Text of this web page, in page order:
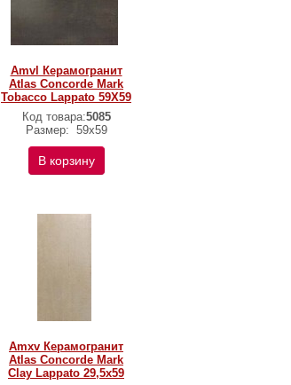
Amvl Керамогранит
Atlas Concorde Mark
Tobacco Lappato 59X59
Код товара:5085
Размер: 59х59
В корзину
Amxv Керамогранит
Atlas Concorde Mark
Clay Lappato 29,5x59